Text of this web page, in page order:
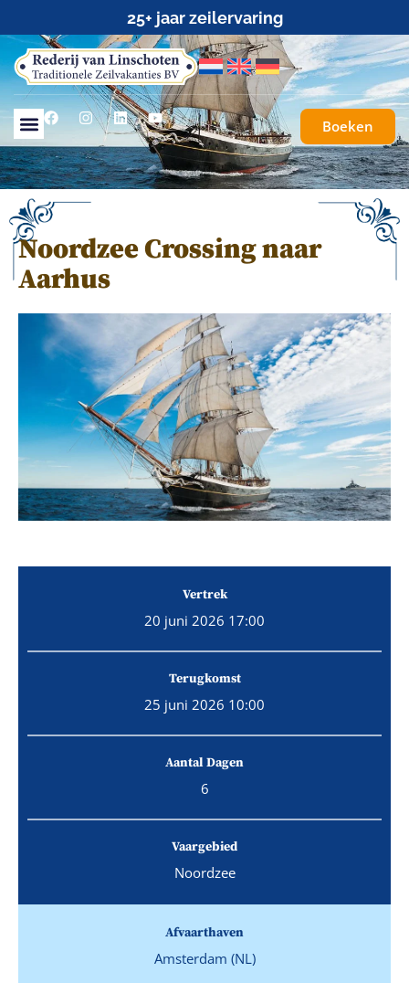
25+ jaar zeilervaring
Boeken
Noordzee Crossing naar
Aarhus
Vertrek
20 juni 2026 17:00
Terugkomst
25 juni 2026 10:00
Aantal Dagen
6
Vaargebied
Noordzee
Afvaarthaven
Amsterdam (NL)